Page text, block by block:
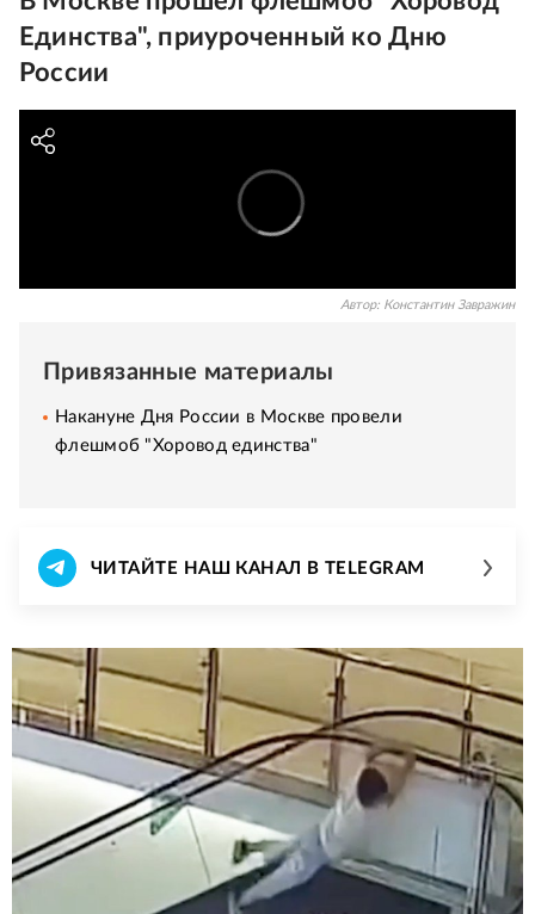
Единства", приуроченный ко Дню
России
Автор: Константин Завражин
Привязанные материалы
Накануне Дня России в Москве провели
флешмоб "Хоровод единства"
ЧИТАЙТЕ НАШ КАНАЛ В TELEGRAM